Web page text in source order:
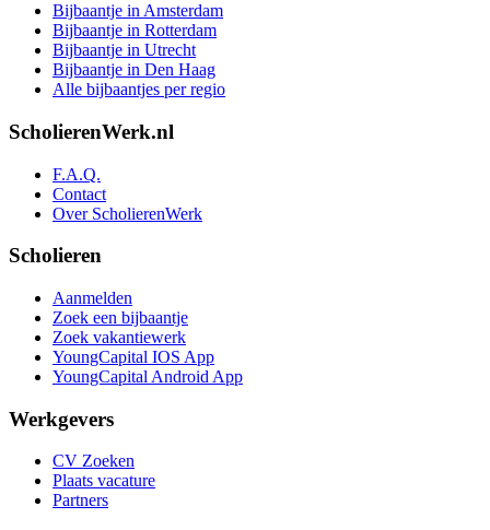
Bijbaantje in Amsterdam
Bijbaantje in Rotterdam
Bijbaantje in Utrecht
Bijbaantje in Den Haag
Alle bijbaantjes per regio
ScholierenWerk.nl
F.A.Q.
Contact
Over ScholierenWerk
Scholieren
Aanmelden
Zoek een bijbaantje
Zoek vakantiewerk
YoungCapital IOS App
YoungCapital Android App
Werkgevers
CV Zoeken
Plaats vacature
Partners